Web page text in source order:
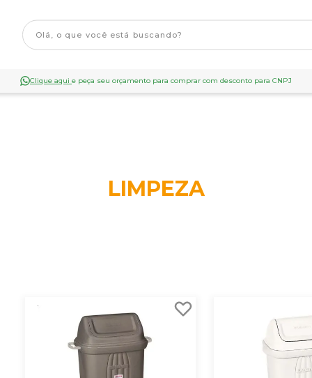
Clique aqui e peça seu orçamento para comprar com desconto para CNPJ
LIMPEZA